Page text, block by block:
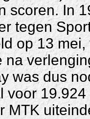
scoren. In
tegen
op 13
na
was dus
voor
MTK